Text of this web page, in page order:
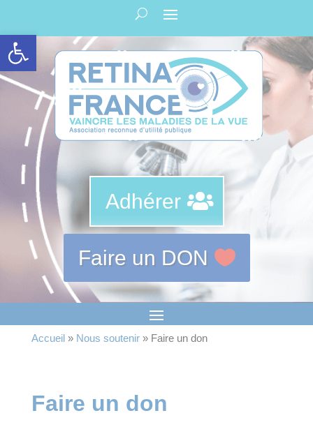
Panneau de gestion des cookies
Ouvrir la barre d’outils
Adhérer
Faire un DON
Accueil» Nous soutenir» Faire un don
Faire un don